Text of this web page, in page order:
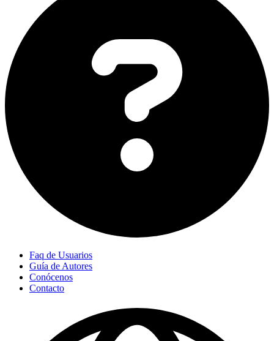
Faq de Usuarios
Guía de Autores
Conócenos
Contacto